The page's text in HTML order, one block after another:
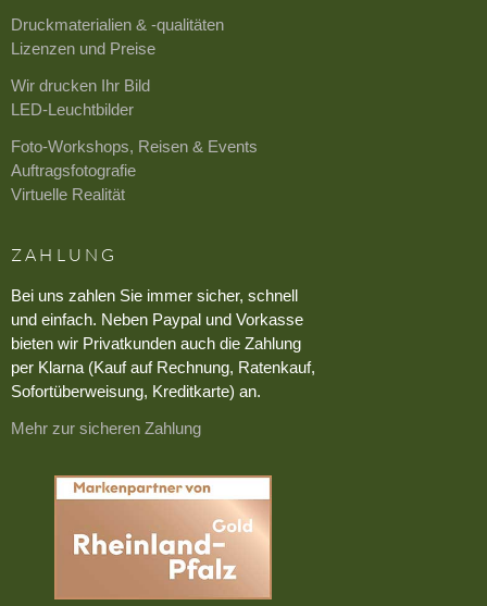
Druckmaterialien & -qualitäten
Lizenzen und Preise
Wir drucken Ihr Bild
LED-Leuchtbilder
Foto-Workshops, Reisen & Events
Auftragsfotografie
Virtuelle Realität
ZAHLUNG
Bei uns zahlen Sie immer sicher, schnell
und einfach. Neben Paypal und Vorkasse
bieten wir Privatkunden auch die Zahlung
per Klarna (Kauf auf Rechnung, Ratenkauf,
Sofortüberweisung, Kreditkarte) an.
Mehr zur sicheren Zahlung